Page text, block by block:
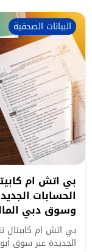
البيانات الصحفية
بي اتش ام
الحسابات
وسوق دبي المالي
بي اتش ام كابيتال
الجديدة عبر سوق